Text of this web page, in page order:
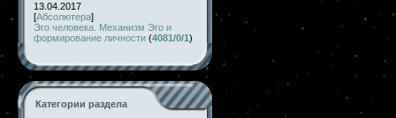
13.04.2017
[Абсолютера]
Эго человека. Механизм Эго и
формирование личности (4081/0/1)
Категории раздела